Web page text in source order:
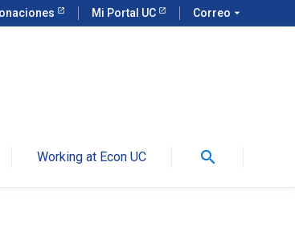
Mi Portal UC Correo arrow_drop_down
Working at Econ UC search